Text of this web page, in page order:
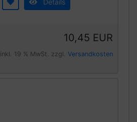
Details
10,45 EUR
inkl. 19 % MwSt. zzgl. Versandkosten